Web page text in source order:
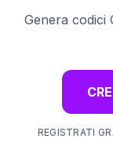
Genera codici
REGISTRATI